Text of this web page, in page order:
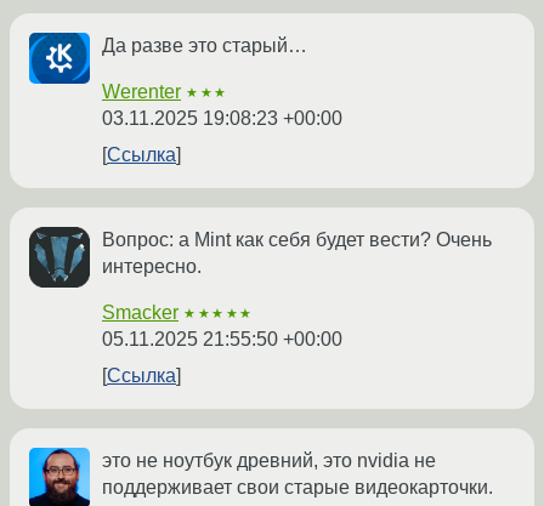
Да разве это старый…
Werenter ★★★
03.11.2025 19:08:23 +00:00
Ссылка
Вопрос: а Mint как себя будет вести? Очень
интересно.
Smacker ★★★★★
05.11.2025 21:55:50 +00:00
Ссылка
это не ноутбук древний, это nvidia не
поддерживает свои старые видеокарточки.